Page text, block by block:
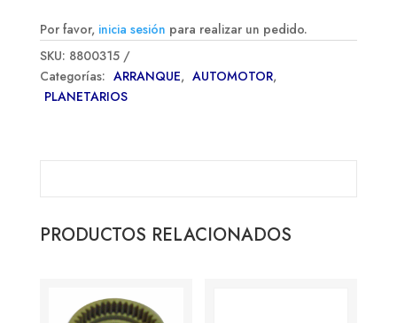
Por favor, inicia sesión para realizar un pedido.
SKU: 8800315
Categorías: ARRANQUE, AUTOMOTOR,
PLANETARIOS
PRODUCTOS RELACIONADOS